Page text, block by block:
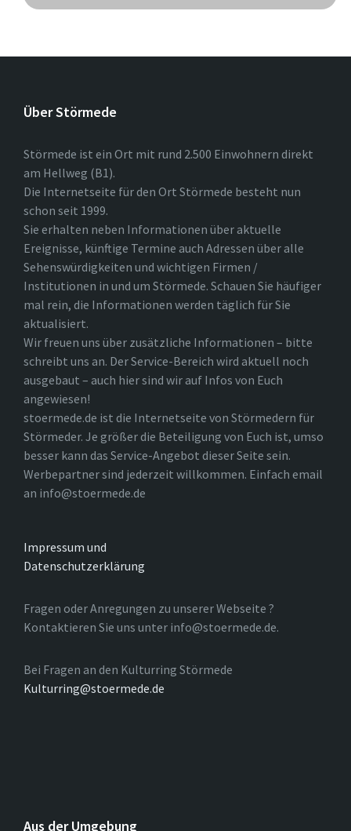
Über Störmede
Störmede ist ein Ort mit rund 2.500 Einwohnern direkt
am Hellweg (B1).
Die Internetseite für den Ort Störmede besteht nun
schon seit 1999.
Sie erhalten neben Informationen über aktuelle
Ereignisse, künftige Termine auch Adressen über alle
Sehenswürdigkeiten und wichtigen Firmen /
Institutionen in und um Störmede. Schauen Sie häufiger
mal rein, die Informationen werden täglich für Sie
aktualisiert.
Wir freuen uns über zusätzliche Informationen – bitte
schreibt uns an. Der Service-Bereich wird aktuell noch
ausgebaut – auch hier sind wir auf Infos von Euch
angewiesen!
stoermede.de ist die Internetseite von Störmedern für
Störmeder. Je größer die Beteiligung von Euch ist, umso
besser kann das Service-Angebot dieser Seite sein.
Werbepartner sind jederzeit willkommen. Einfach email
an info@stoermede.de
Impressum und
Datenschutzerklärung
Fragen oder Anregungen zu unserer Webseite ?
Kontaktieren Sie uns unter info@stoermede.de.
Bei Fragen an den Kulturring Störmede
Kulturring@stoermede.de
Aus der Umgebung